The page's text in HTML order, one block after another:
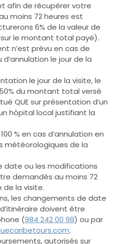
afin de récupérer votre
moins 72 heures est
6% de la valeur de
sur le montant total payé).
n’est prévu en cas de
le jour de la
le jour de la visite, le
du montant total versé
QUE sur présentation d’un
hôpital local justifiant la
% en cas d’annulation en
météorologiques de la
date ou les modifications
demandés au moins 72
la visite.
les changements de date
doivent être
(984 242 00 98) ou par
.
autorisés sur